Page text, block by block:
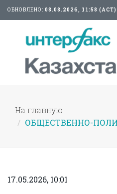
ОБНОВЛЕНО: 08.08.2026, 11:58 (АСТ)
На главную
ОБЩЕСТВЕННО-
17.05.2026, 10:01